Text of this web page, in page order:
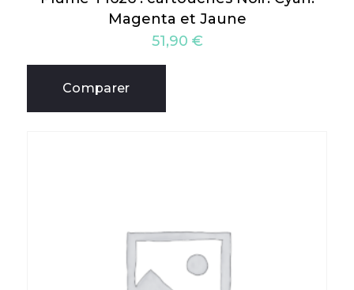
Magenta et Jaune
51,90 €
Comparer